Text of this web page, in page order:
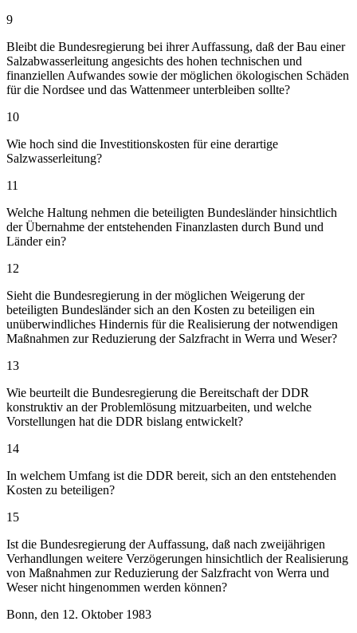
9
Bleibt die Bundesregierung bei ihrer Auffassung, daß der Bau einer
Salzabwasserleitung angesichts des hohen technischen und
finanziellen Aufwandes sowie der möglichen ökologischen Schäden
für die Nordsee und das Wattenmeer unterbleiben sollte?
10
Wie hoch sind die Investitionskosten für eine derartige
Salzwasserleitung?
11
Welche Haltung nehmen die beteiligten Bundesländer hinsichtlich
der Übernahme der entstehenden Finanzlasten durch Bund und
Länder ein?
12
Sieht die Bundesregierung in der möglichen Weigerung der
beteiligten Bundesländer sich an den Kosten zu beteiligen ein
unüberwindliches Hindernis für die Realisierung der notwendigen
Maßnahmen zur Reduzierung der Salzfracht in Werra und Weser?
13
Wie beurteilt die Bundesregierung die Bereitschaft der DDR
konstruktiv an der Problemlösung mitzuarbeiten, und welche
Vorstellungen hat die DDR bislang entwickelt?
14
In welchem Umfang ist die DDR bereit, sich an den entstehenden
Kosten zu beteiligen?
15
Ist die Bundesregierung der Auffassung, daß nach zweijährigen
Verhandlungen weitere Verzögerungen hinsichtlich der Realisierung
von Maßnahmen zur Reduzierung der Salzfracht von Werra und
Weser nicht hingenommen werden können?
Bonn, den 12. Oktober 1983